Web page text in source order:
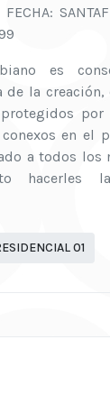
es
la creación,
por
en el
a todos los
hacerles
01